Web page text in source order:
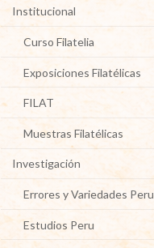
Institucional
Curso Filatelia
Exposiciones Filatélicas
FILAT
Muestras Filatélicas
Investigación
Errores y Variedades Peru
Estudios Peru